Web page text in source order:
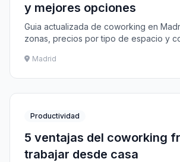
y mejores opciones
Guia actualizada de coworking en
zonas, precios por tipo de espacio y
Madrid
Productividad
5 ventajas del coworking
trabajar desde casa